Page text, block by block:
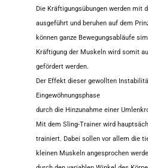
Die Kräftigungsübungen werden mit
ausgeführt und beruhen auf dem
können ganze Bewegungsabläufe
Kräftigung der Muskeln wird somit
gefördert werden.
Der Effekt dieser gewollten
Eingewöhnungsphase
durch die Hinzunahme einer
Mit dem Sling-Trainer wird
trainiert. Dabei sollen vor allem die
kleinen Muskeln angesprochen